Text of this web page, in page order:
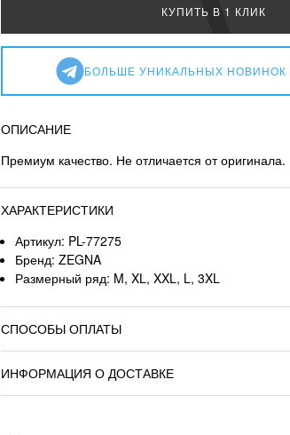
КУПИТЬ В 1 КЛИК
БОЛЬШЕ УНИКАЛЬНЫХ НОВИНОК
ОПИСАНИЕ
Премиум качество. Не отличается от оригинала.
ХАРАКТЕРИСТИКИ
Артикул: PL-77275
Бренд: ZEGNA
Размерный ряд: M, XL, XXL, L, 3XL
СПОСОБЫ ОПЛАТЫ
ИНФОРМАЦИЯ О ДОСТАВКЕ